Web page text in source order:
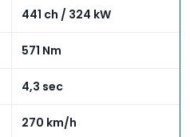
441 ch / 324 kW
571 Nm
4,3 sec
270 km/h